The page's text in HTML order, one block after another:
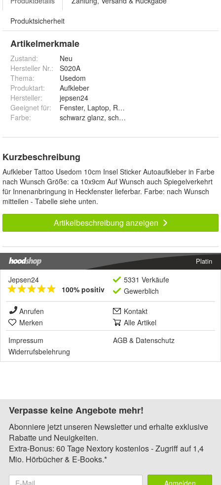
Produktsicherheit
Artikelmerkmale
Zustand:
Neu
Hersteller Nr.:
S020A
Thema:
Usedom
Produktart:
Aufkleber
Hersteller:
jepsen24
Geeignet für:
Fenster, Laptop, Roller, Motorrad, Fahrzeug
Farbe:
Kurzbeschreibung
Aufkleber Tattoo Usedom 10cm Insel Sticker Autoaufkleber in Farbe
nach Wunsch Größe: ca 10x9cm Auf Wunsch auch Spiegelverkehrt
für Innenanbringung in Heckfenster lieferbar. Farbe: nach Wunsch
mitteilen - Tabelle siehe unten.
Artikelbeschreibung anzeigen
Platin
Jepsen24
100% positiv
5331 Verkäufe
Gewerblich
Anrufen
Kontakt
Merken
Alle Artikel
Impressum
AGB & Datenschutz
Widerrufsbelehrung
Verpasse keine Angebote mehr!
Abonniere jetzt unseren Newsletter und erhalte exklusive
Rabatte und Neuigkeiten.
Extra-Bonus: 60 Tage Nextory kostenlos - Zugriff auf 1,4
Mio. Hörbücher & E-Books.*
Anmelden